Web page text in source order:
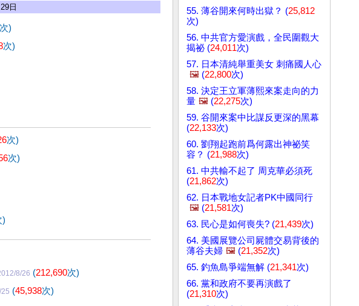
日
次)
次)
次)
次)
)
8/26 (212,690次)
(45,938次)
55. 薄谷開來何時出獄？ (25,812
次)
56. 中共官方愛演戲，全民圍觀大
揭祕 (24,011次)
57. 日本清純舉重美女 刺痛國人心
🖼️ (22,800次)
58. 決定王立軍薄熙來案走向的力
量 🖼️ (22,275次)
59. 谷開來案中比謀反更深的黑幕
(22,133次)
60. 劉翔起跑前爲何露出神祕笑
容？ (21,988次)
61. 中共輸不起了 周克華必須死
(21,862次)
62. 日本戰地女記者PK中國同行
🖼️ (21,581次)
63. 民心是如何喪失? (21,439次)
64. 美國展覽公司屍體交易背後的
薄谷夫婦 🖼️ (21,352次)
65. 釣魚島爭端無解 (21,341次)
66. 黨和政府不要再演戲了
(21,310次)